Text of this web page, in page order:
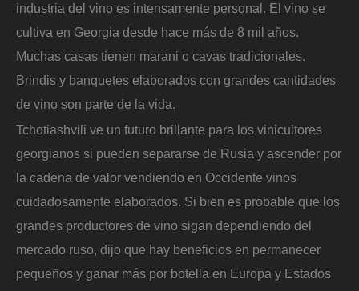
industria del vino es intensamente personal. El vino se
cultiva en Georgia desde hace más de 8 mil años.
Muchas casas tienen marani o cavas tradicionales.
Brindis y banquetes elaborados con grandes cantidades
de vino son parte de la vida.
Tchotiashvili ve un futuro brillante para los vinicultores
georgianos si pueden separarse de Rusia y ascender por
la cadena de valor vendiendo en Occidente vinos
cuidadosamente elaborados. Si bien es probable que los
grandes productores de vino sigan dependiendo del
mercado ruso, dijo que hay beneficios en permanecer
pequeños y ganar más por botella en Europa y Estados